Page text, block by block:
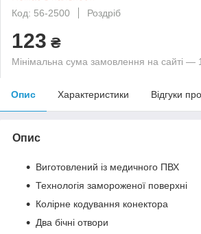
Код: 56-2500
Роздріб
123 ₴
Мінімальна сума замовлення на сайті —
Опис Характеристики Відгуки
Опис
Виготовлений із медичного ПВХ
Технологія замороженої поверхні
Колірне кодування конектора
Два бічні отвори